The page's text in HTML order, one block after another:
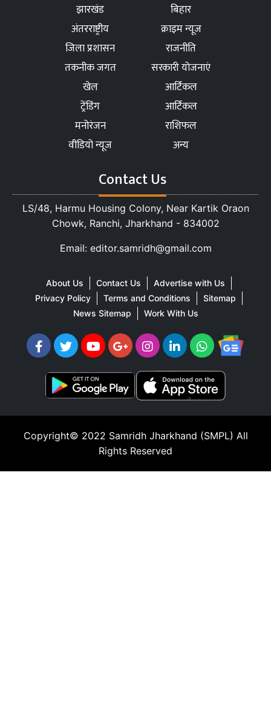
झारखंड
बिहार
अंतरराष्ट्रीय
क्राइम न्यूज
जिला प्रशासन
राजनीति
तकनीक जगत
सरकारी योजनाएं
खेल
आर्टिकल
ट्रेंडिंग
आर्टिकल
मनोरंजन
राशिफल
वीडियो न्यूज
अन्य
Contact Us
LS/48, Harmu Housing Colony, Near Kartik Oraon
Chowk, Ranchi, Jharkhand - 834002
Email: editor.samridh@gmail.com
About Us Contact Us
Advertise with Us
Privacy Policy
Terms and Conditions
Sitemap
News Sitemap
Work With Us
Copyright© 2022 Samridh Jharkhand (SMPL) All
Rights Reserved